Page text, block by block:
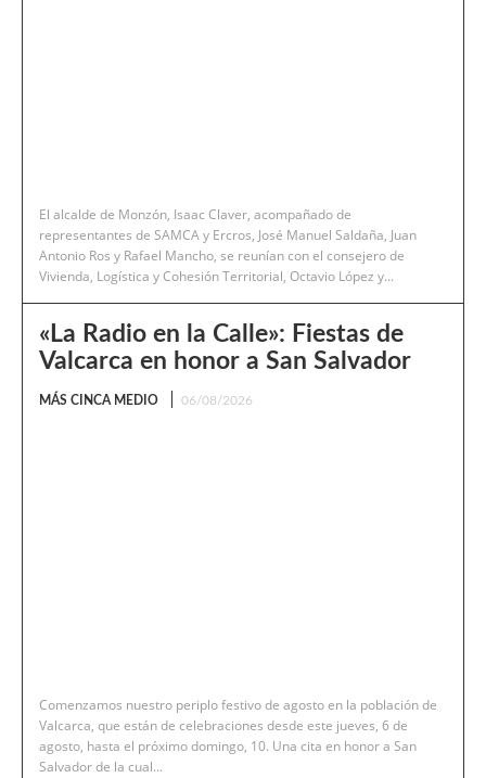
El alcalde de Monzón, Isaac Claver, acompañado de
representantes de SAMCA y Ercros, José Manuel Saldaña, Juan
Antonio Ros y Rafael Mancho, se reunían con el consejero de
Vivienda, Logística y Cohesión Territorial, Octavio López y...
«La Radio en la Calle»: Fiestas de
Valcarca en honor a San Salvador
MÁS CINCA MEDIO 06/08/2026
Comenzamos nuestro periplo festivo de agosto en la población de
Valcarca, que están de celebraciones desde este jueves, 6 de
agosto, hasta el próximo domingo, 10. Una cita en honor a San
Salvador de la cual...